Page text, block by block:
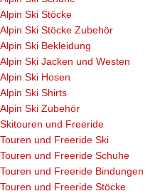
Alpin Ski Stöcke
Alpin Ski Stöcke Zubehör
Alpin Ski Bekleidung
Alpin Ski Jacken und Westen
Alpin Ski Hosen
Alpin Ski Shirts
Alpin Ski Zubehör
Skitouren und Freeride
Touren und Freeride Ski
Touren und Freeride Schuhe
Touren und Freeride Bindungen
Touren und Freeride Stöcke